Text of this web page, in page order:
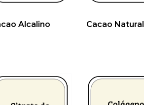
Alcalino Cacao Natural